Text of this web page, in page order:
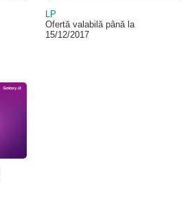
LP
Ofertă valabilă până la
15/12/2017